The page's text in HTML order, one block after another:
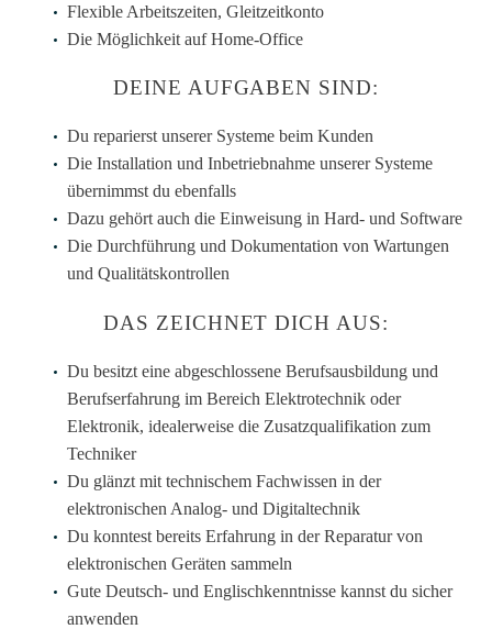
Flexible Arbeitszeiten, Gleitzeitkonto
Die Möglichkeit auf Home-Office
DEINE AUFGABEN SIND:
Du reparierst unserer Systeme beim Kunden
Die Installation und Inbetriebnahme unserer Systeme
übernimmst du ebenfalls
Dazu gehört auch die Einweisung in Hard- und Software
Die Durchführung und Dokumentation von Wartungen
und Qualitätskontrollen
DAS ZEICHNET DICH AUS:
Du besitzt eine abgeschlossene Berufsausbildung und
Berufserfahrung im Bereich Elektrotechnik oder
Elektronik, idealerweise die Zusatzqualifikation zum
Techniker
Du glänzt mit technischem Fachwissen in der
elektronischen Analog- und Digitaltechnik
Du konntest bereits Erfahrung in der Reparatur von
elektronischen Geräten sammeln
Gute Deutsch- und Englischkenntnisse kannst du sicher
anwenden